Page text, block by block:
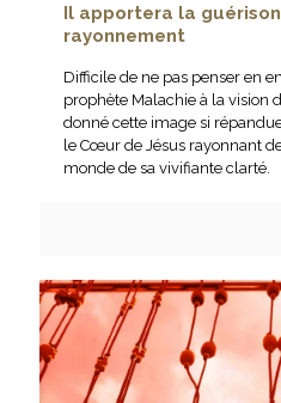
Il apportera la
rayonnement
Difficile de ne pas penser en
prophète Malachie à la vision
donné cette image si
le Cœur de Jésus rayonnant
monde de sa vivifiante clarté.